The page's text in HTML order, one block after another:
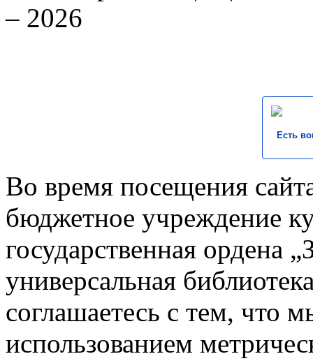
– 2026
Есть
Во время посещения
бюджетное учреждение
государственная ордена
универсальная
соглашаетесь с тем, что
использованием